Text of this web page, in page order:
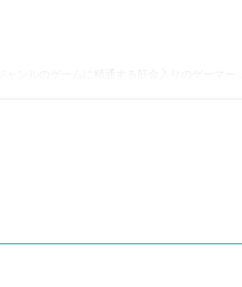
ンルのゲームに精通する筋金入りのゲーマー。
ーム関連のコンテンツを豊富に執筆中。